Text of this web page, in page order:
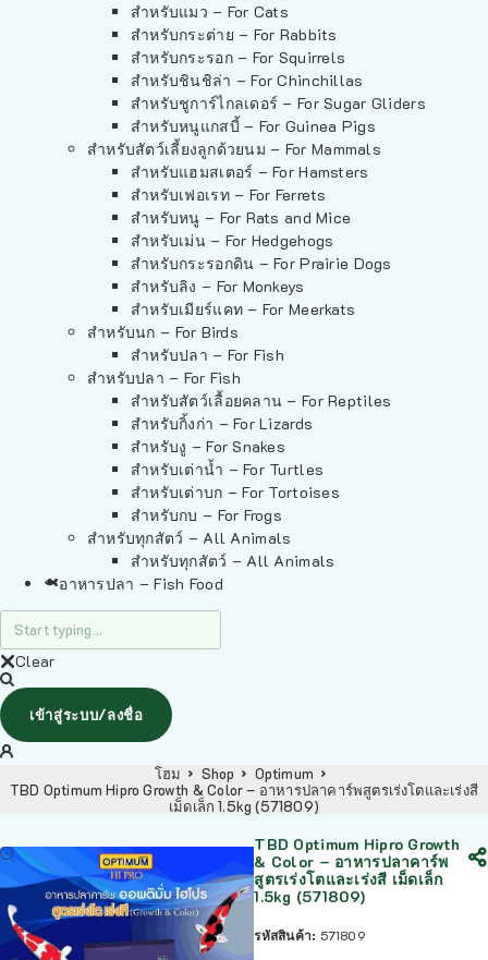
สำหรับแมว – For Cats
สำหรับกระต่าย – For Rabbits
สำหรับกระรอก – For Squirrels
สำหรับชินชิล่า – For Chinchillas
สำหรับชูการ์ไกลเดอร์ – For Sugar Gliders
สำหรับหนูแกสบี้ – For Guinea Pigs
สำหรับสัตว์เลี้ยงลูกด้วยนม – For Mammals
สำหรับแฮมสเตอร์ – For Hamsters
สำหรับเฟอเรท – For Ferrets
สำหรับหนู – For Rats and Mice
สำหรับเม่น – For Hedgehogs
สำหรับกระรอกดิน – For Prairie Dogs
สำหรับลิง – For Monkeys
สำหรับเมียร์แคท – For Meerkats
สำหรับนก – For Birds
สำหรับปลา – For Fish
สำหรับปลา – For Fish
สำหรับสัตว์เลื้อยคลาน – For Reptiles
สำหรับกิ้งก่า – For Lizards
สำหรับงู – For Snakes
สำหรับเต่าน้ำ – For Turtles
สำหรับเต่าบก – For Tortoises
สำหรับกบ – For Frogs
สำหรับทุกสัตว์ – All Animals
สำหรับทุกสัตว์ – All Animals
อาหารปลา – Fish Food
Clear
เข้าสู่ระบบ/ลงชื่อ
โฮม Shop
Optimum
TBD Optimum Hipro Growth & Color – อาหารปลาคาร์พสูตรเร่งโตและเร่งสี
เม็ดเล็ก 1.5kg (571809)
TBD Optimum Hipro Growth
& Color – อาหารปลาคาร์พ
สูตรเร่งโตและเร่งสี เม็ดเล็ก
1.5kg (571809)
รหัสสินค้า: 571809